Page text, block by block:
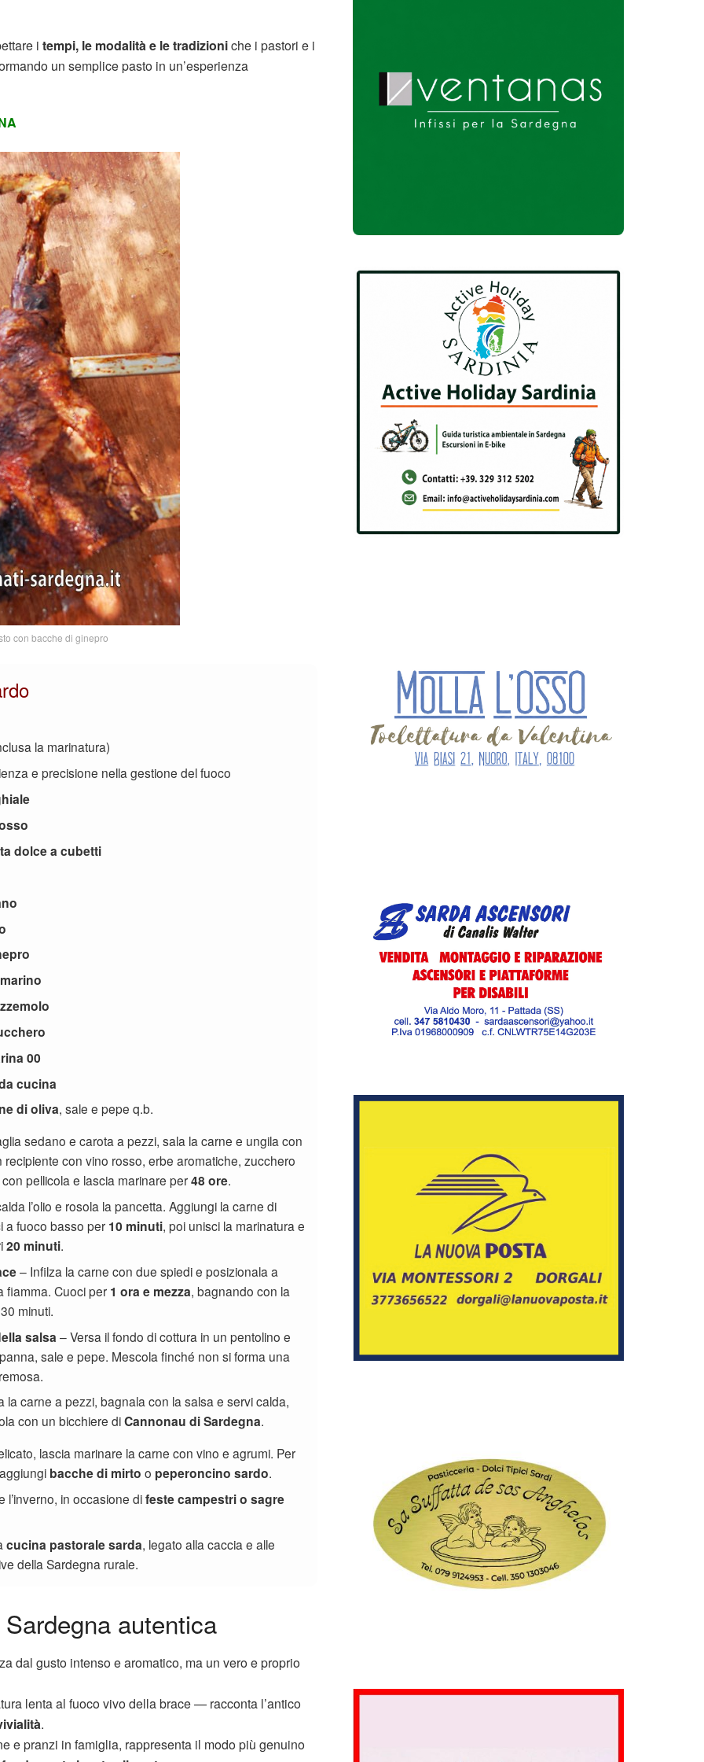
i tempi, le modalità e le tradizioniche i pastori e i
un semplice pasto in un’esperienza
con bacche di ginepro
la marinatura)
e precisione nella gestione del fuoco
dolce a cubetti
00
cucina
di oliva, sale e pepe q.b.
sedano e carota a pezzi, sala la carne e ungila con
recipiente con vino rosso, erbe aromatiche, zucchero
pellicola e lascia marinare per48 ore.
l’olio e rosola la pancetta. Aggiungi la carne di
a fuoco basso per 10 minuti, poi unisci la marinatura e
20 minuti.
– Infilza la carne con due spiedi e posizionala a
fiamma. Cuoci per 1 ora e mezza, bagnando con la
minuti.
salsa – Versa il fondo di cottura in un pentolino e
sale e pepe. Mescola finché non si forma una
la carne a pezzi, bagnala con la salsa e servi calda,
con un bicchiere diCannonau di Sardegna.
lascia marinare la carne con vino e agrumi. Per
bacche di mirto o peperoncino sardo.
l’inverno, in occasione difeste campestri o sagre
cucina pastorale sarda, legato alla caccia e alle
della Sardegna rurale.
autentica
dal gusto intenso e aromatico, ma un vero e proprio
lenta al fuoco vivo della brace — racconta l’antico
.
e pranzi in famiglia, rappresenta il modo più genuino